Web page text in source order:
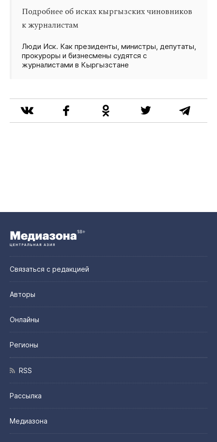
Подробнее об исках кыргызских чиновников
к журналистам
Люди Иск. Как президенты, министры, депутаты,
прокуроры и бизнесмены судятся с
журналистами в Кыргызстане
Связаться с редакцией
Авторы
Онлайны
Регионы
RSS
Рассылка
Медиазона